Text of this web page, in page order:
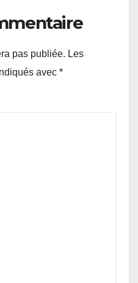
pas publiée. Les
avec *